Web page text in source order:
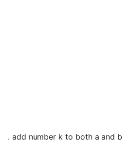
. add number k to both a and b